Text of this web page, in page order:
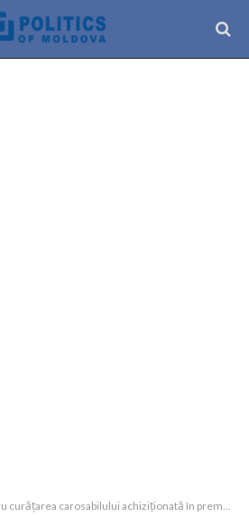
carosabilului achiziționată în premieră de Primăria Chişinău